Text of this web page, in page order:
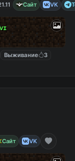
Сайт VK
ɪ
Выживание
3
Сайт VK